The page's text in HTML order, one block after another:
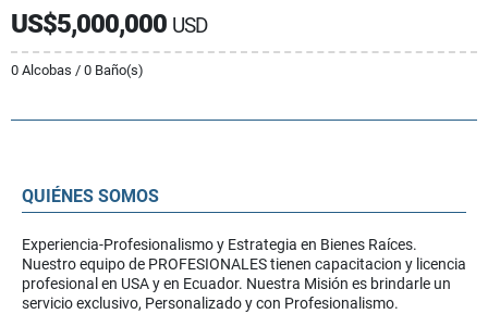
US$5,000,000 USD
0 Alcobas / 0 Baño(s)
QUIÉNES SOMOS
Experiencia-Profesionalismo y Estrategia en Bienes Raíces.
Nuestro equipo de PROFESIONALES tienen capacitacion y licencia
profesional en USA y en Ecuador. Nuestra Misión es brindarle un
servicio exclusivo, Personalizado y con Profesionalismo.